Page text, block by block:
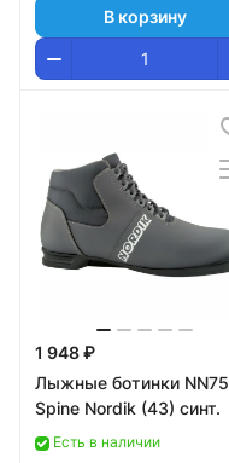
В корзину
1 948 ₽
Лыжные ботинки NN75
Spine Nordik (43) синт.
Есть в наличии